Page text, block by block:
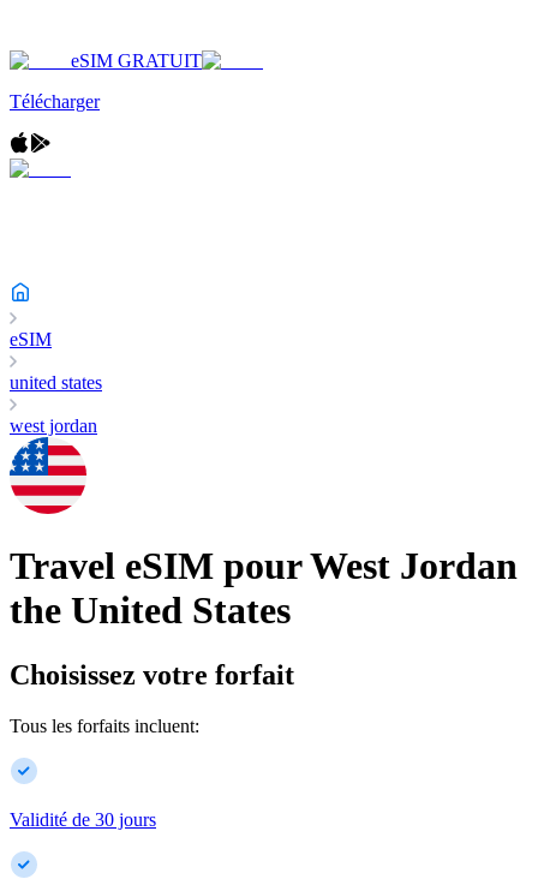
eSIM GRATUIT
Télécharger
eSIM
united states
west jordan
Travel eSIM pourWest Jordan
the United States
Choisissez votre forfait
Tous les forfaits incluent:
Validité de 30 jours